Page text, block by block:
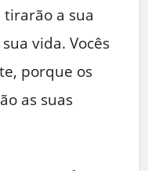
a sua
vida. Vocês
porque os
as suas